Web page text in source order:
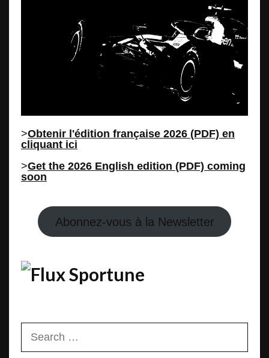
>Obtenir l'édition française 2026 (PDF) en
cliquant ici
>Get the 2026 English edition (PDF) coming
soon
Abonnez-vous à la Newsletter
Sportune
for: